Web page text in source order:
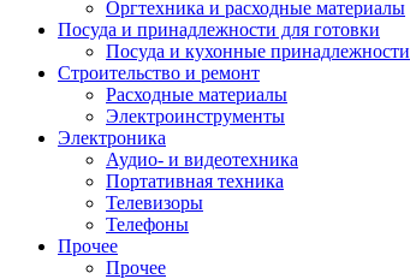
Оргтехника и расходные материалы
Посуда и принадлежности для готовки
Посуда и кухонные принадлежности
Строительство и ремонт
Расходные материалы
Электроинструменты
Электроника
Аудио- и видеотехника
Портативная техника
Телевизоры
Телефоны
Прочее
Прочее